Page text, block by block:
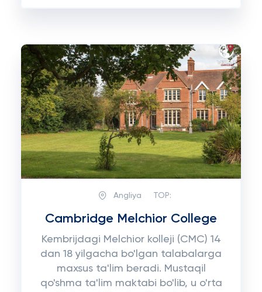
Angliya TOP:
Cambridge Melchior College
Kembrijdagi Melchior kolleji (CMC) 14
dan 18 yilgacha bo'lgan talabalarga
maxsus ta'lim beradi. Mustaqil
qo'shma ta'lim maktabi bo'lib, u o'rta